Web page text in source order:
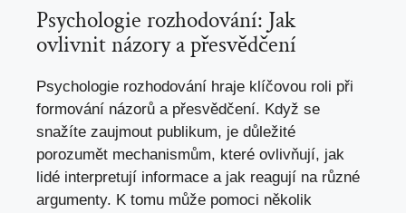
Psychologie rozhodování: Jak
ovlivnit názory a přesvědčení
Psychologie rozhodování hraje klíčovou roli při
formování názorů a přesvědčení. Když se
snažíte zaujmout publikum, je důležité
porozumět mechanismům, které ovlivňují, jak
lidé interpretují informace a jak reagují na různé
argumenty. K tomu může pomoci několik